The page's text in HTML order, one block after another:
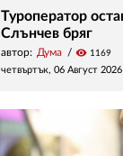
Туроператор
Слънчев бряг
автор: Дума visibility 1169
четвъртък, 06 Август